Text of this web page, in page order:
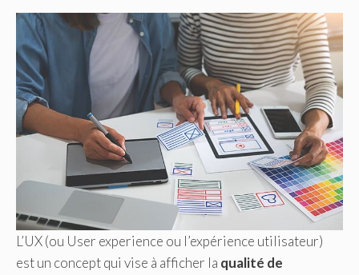
L’UX (ou User experience ou l’expérience utilisateur)
est un concept qui vise à afficher la qualité de